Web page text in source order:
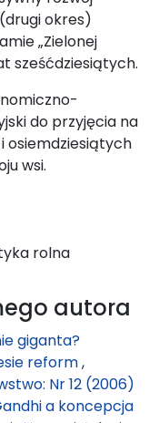
okres)
„Zielonej
sześćdziesiątych.
do przyjęcia na
osiemdziesiątych
wsi.
rolna
autora
giganta?
reform,
Nr 12 (2006)
a koncepcja